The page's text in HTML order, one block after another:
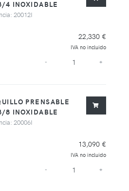
4 INOXIDABLE
20012I
22,330 €
IVA no incluido
- +
PRENSABLE
8 INOXIDABLE
20006I
13,090 €
IVA no incluido
- +